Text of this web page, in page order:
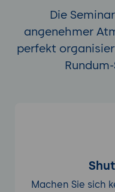
Die
angenehmer
perfekt
Machen Sie sich